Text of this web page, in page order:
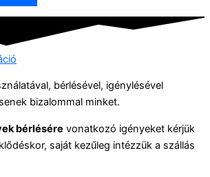
bérlésével, igénylésével
bizalommal minket.
bérlésére vonatkozó igényeket kérjük
saját kezűleg intézzük a szállás